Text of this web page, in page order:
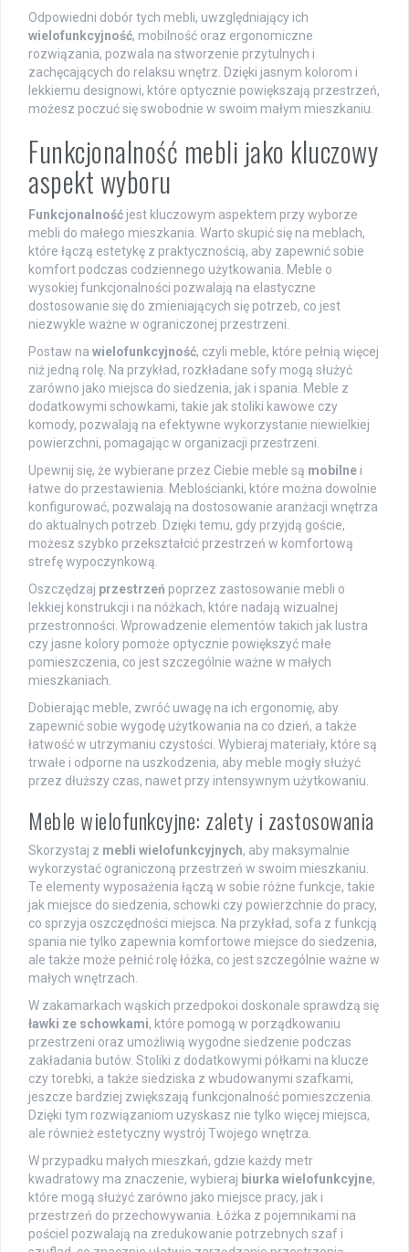
Odpowiedni dobór tych mebli, uwzględniający ich
wielofunkcyjność, mobilność oraz ergonomiczne
rozwiązania, pozwala na stworzenie przytulnych i
zachęcających do relaksu wnętrz. Dzięki jasnym kolorom i
lekkiemu designowi, które optycznie powiększają przestrzeń,
możesz poczuć się swobodnie w swoim małym mieszkaniu.
Funkcjonalność mebli jako kluczowy
aspekt wyboru
Funkcjonalność jest kluczowym aspektem przy wyborze
mebli do małego mieszkania. Warto skupić się na meblach,
które łączą estetykę z praktycznością, aby zapewnić sobie
komfort podczas codziennego użytkowania. Meble o
wysokiej funkcjonalności pozwalają na elastyczne
dostosowanie się do zmieniających się potrzeb, co jest
niezwykle ważne w ograniczonej przestrzeni.
Postaw na wielofunkcyjność, czyli meble, które pełnią więcej
niż jedną rolę. Na przykład, rozkładane sofy mogą służyć
zarówno jako miejsca do siedzenia, jak i spania. Meble z
dodatkowymi schowkami, takie jak stoliki kawowe czy
komody, pozwalają na efektywne wykorzystanie niewielkiej
powierzchni, pomagając w organizacji przestrzeni.
Upewnij się, że wybierane przez Ciebie meble są mobilne i
łatwe do przestawienia. Meblościanki, które można dowolnie
konfigurować, pozwalają na dostosowanie aranżacji wnętrza
do aktualnych potrzeb. Dzięki temu, gdy przyjdą goście,
możesz szybko przekształcić przestrzeń w komfortową
strefę wypoczynkową.
Oszczędzaj przestrzeń poprzez zastosowanie mebli o
lekkiej konstrukcji i na nóżkach, które nadają wizualnej
przestronności. Wprowadzenie elementów takich jak lustra
czy jasne kolory pomoże optycznie powiększyć małe
pomieszczenia, co jest szczególnie ważne w małych
mieszkaniach.
Dobierając meble, zwróć uwagę na ich ergonomię, aby
zapewnić sobie wygodę użytkowania na co dzień, a także
łatwość w utrzymaniu czystości. Wybieraj materiały, które są
trwałe i odporne na uszkodzenia, aby meble mogły służyć
przez dłuższy czas, nawet przy intensywnym użytkowaniu.
Meble wielofunkcyjne: zalety i zastosowania
Skorzystaj z mebli wielofunkcyjnych, aby maksymalnie
wykorzystać ograniczoną przestrzeń w swoim mieszkaniu.
Te elementy wyposażenia łączą w sobie różne funkcje, takie
jak miejsce do siedzenia, schowki czy powierzchnie do pracy,
co sprzyja oszczędności miejsca. Na przykład, sofa z funkcją
spania nie tylko zapewnia komfortowe miejsce do siedzenia,
ale także może pełnić rolę łóżka, co jest szczególnie ważne w
małych wnętrzach.
W zakamarkach wąskich przedpokoi doskonale sprawdzą się
ławki ze schowkami, które pomogą w porządkowaniu
przestrzeni oraz umożliwią wygodne siedzenie podczas
zakładania butów. Stoliki z dodatkowymi półkami na klucze
czy torebki, a także siedziska z wbudowanymi szafkami,
jeszcze bardziej zwiększają funkcjonalność pomieszczenia.
Dzięki tym rozwiązaniom uzyskasz nie tylko więcej miejsca,
ale również estetyczny wystrój Twojego wnętrza.
W przypadku małych mieszkań, gdzie każdy metr
kwadratowy ma znaczenie, wybieraj biurka wielofunkcyjne,
które mogą służyć zarówno jako miejsce pracy, jak i
przestrzeń do przechowywania. Łóżka z pojemnikami na
pościel pozwalają na zredukowanie potrzebnych szaf i